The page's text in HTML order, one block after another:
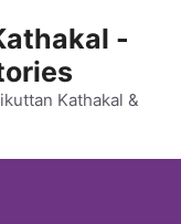
-
Kathakal &